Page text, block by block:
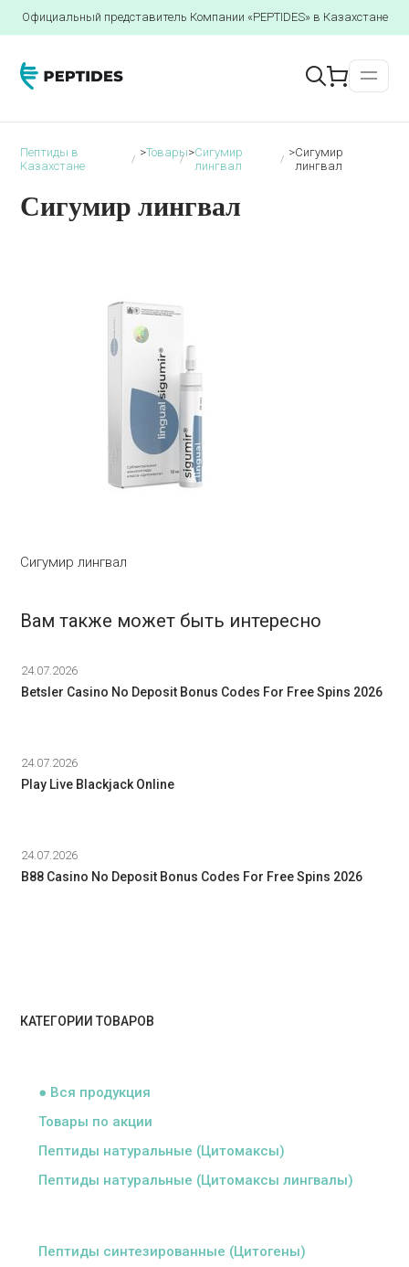
Официальный представитель Компании «PEPTIDES» в Казахстане
Пептиды в
Казахстане
>Товары>Сигумир
лингвал
>Сигумир
лингвал
Сигумир лингвал
Сигумир лингвал
Вам также может быть интересно
24.07.2026
Betsler Casino No Deposit Bonus Codes For Free Spins 2026
24.07.2026
Play Live Blackjack Online
24.07.2026
B88 Casino No Deposit Bonus Codes For Free Spins 2026
КАТЕГОРИИ ТОВАРОВ
● Вся продукция
Товары по акции
Пептиды натуральные (Цитомаксы)
Пептиды натуральные (Цитомаксы лингвалы)
Пептиды синтезированные (Цитогены)